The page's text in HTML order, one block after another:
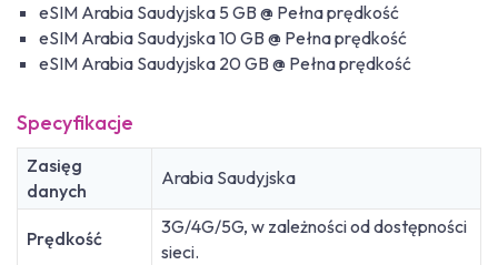
eSIM Arabia Saudyjska 5 GB @ Pełna prędkość
eSIM Arabia Saudyjska 10 GB @ Pełna prędkość
eSIM Arabia Saudyjska 20 GB @ Pełna prędkość
Specyfikacje
Zasięg
danych
Arabia Saudyjska
Prędkość
3G/4G/5G, w zależności od dostępności
sieci.